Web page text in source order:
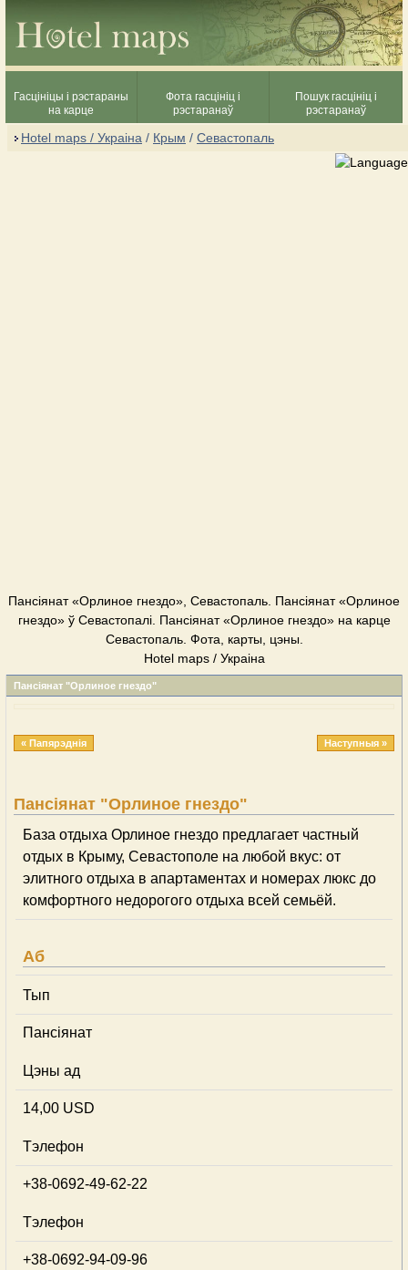
Гасцініцы і рэстараны
на карце
Фота гасцініц і
рэстаранаў
Пошук гасцініц і
рэстаранаў
Hotel maps / Украіна / Крым / Севастопаль
Пансіянат «Орлиное гнездо», Севастопаль. Пансіянат «Орлиное
гнездо» ў Севастопалі. Пансіянат «Орлиное гнездо» на карце
Севастопаль. Фота, карты, цэны.
Hotel maps / Украіна
Пансіянат "Орлиное гнездо"
« Папярэднія Наступныя »
Пансіянат "Орлиное гнездо"
База отдыха Орлиное гнездо предлагает частный
отдых в Крыму, Севастополе на любой вкус: от
элитного отдыха в апартаментах и номерах люкс до
комфортного недорогого отдыха всей семьёй.
Аб
Тып
Пансіянат
Цэны ад
14,00 USD
Тэлефон
+38-0692-49-62-22
Тэлефон
+38-0692-94-09-96